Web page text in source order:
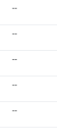
--
--
--
--
--